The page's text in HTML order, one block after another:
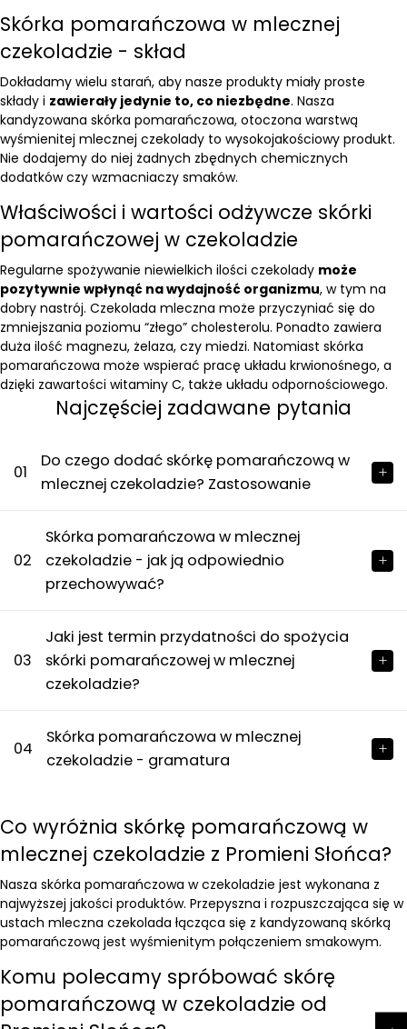
Skórka pomarańczowa w mlecznej
czekoladzie - skład
Dokładamy wielu starań, aby nasze produkty miały proste
składy i zawierały jedynie to, co niezbędne. Nasza
kandyzowana skórka pomarańczowa, otoczona warstwą
wyśmienitej mlecznej czekolady to wysokojakościowy produkt.
Nie dodajemy do niej żadnych zbędnych chemicznych
dodatków czy wzmacniaczy smaków.
Właściwości i wartości odżywcze skórki
pomarańczowej w czekoladzie
Regularne spożywanie niewielkich ilości czekolady może
pozytywnie wpłynąć na wydajność organizmu, w tym na
dobry nastrój. Czekolada mleczna może przyczyniać się do
zmniejszania poziomu “złego” cholesterolu. Ponadto zawiera
duża ilość magnezu, żelaza, czy miedzi. Natomiast skórka
pomarańczowa może wspierać pracę układu krwionośnego, a
dzięki zawartości witaminy C, także układu odpornościowego.
Najczęściej zadawane pytania
01
Do czego dodać skórkę pomarańczową w
mlecznej czekoladzie? Zastosowanie
02
Skórka pomarańczowa w mlecznej
czekoladzie - jak ją odpowiednio
przechowywać?
03
Jaki jest termin przydatności do spożycia
skórki pomarańczowej w mlecznej
czekoladzie?
04
Skórka pomarańczowa w mlecznej
czekoladzie - gramatura
Co wyróżnia skórkę pomarańczową w
mlecznej czekoladzie z Promieni Słońca?
Nasza skórka pomarańczowa w czekoladzie jest wykonana z
najwyższej jakości produktów. Przepyszna i rozpuszczająca się w
ustach mleczna czekolada łącząca się z kandyzowaną skórką
pomarańczową jest wyśmienitym połączeniem smakowym.
Komu polecamy spróbować skórę
pomarańczową w czekoladzie od